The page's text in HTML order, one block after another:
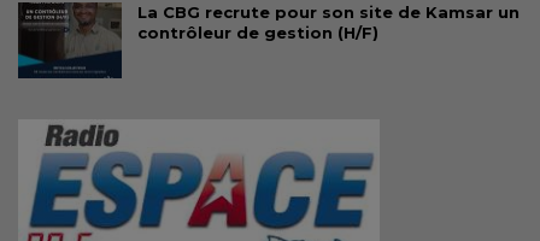
La CBG recrute pour son site de Kamsar un
contrôleur de gestion (H/F)